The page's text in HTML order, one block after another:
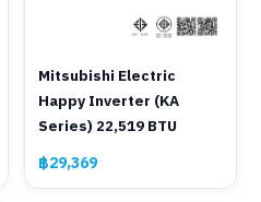
Mitsubishi Electric
Happy Inverter (KA
Series) 22,519 BTU
฿29,369